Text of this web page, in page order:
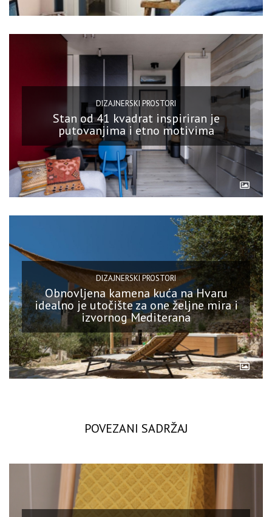
DIZAJNERSKI PROSTORI
Stan od 41 kvadrat inspiriran je
putovanjima i etno motivima
DIZAJNERSKI PROSTORI
Obnovljena kamena kuća na Hvaru
idealno je utočište za one željne mira i
izvornog Mediterana
POVEZANI SADRŽAJ